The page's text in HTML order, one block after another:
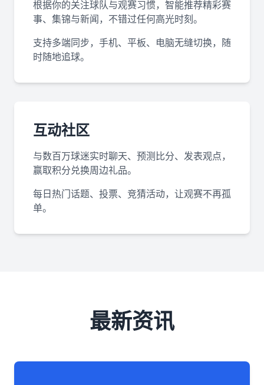
根据你的关注球队与观赛习惯，智能推荐精彩赛
事、集锦与新闻，不错过任何高光时刻。
支持多端同步，手机、平板、电脑无缝切换，随
时随地追球。
互动社区
与数百万球迷实时聊天、预测比分、发表观点，
赢取积分兑换周边礼品。
每日热门话题、投票、竞猜活动，让观赛不再孤
单。
最新资讯